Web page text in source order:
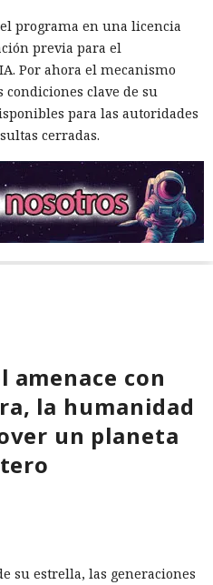
programa en una licencia
previa para el
Por ahora el mecanismo
clave de su
para las autoridades
cerradas.
amenace con
la humanidad
un planeta
su estrella, las generaciones